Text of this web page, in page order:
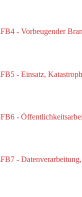
FB4 - Vorbeugender
FB5 - Einsatz,
FB6 -
FB7 -